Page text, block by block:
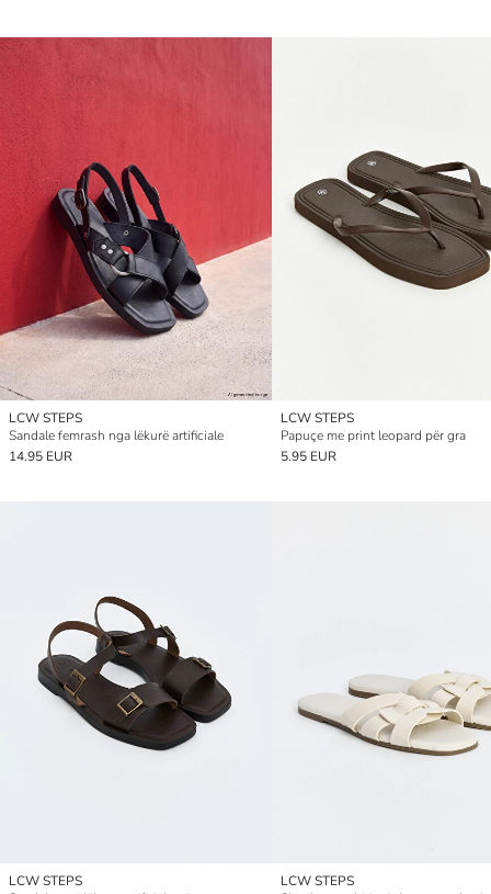
LCW STEPS
Sandale femrash nga lëkurë artificiale
14.95 EUR
LCW STEPS
Papuçe me print leopard për gra
5.95 EUR
LCW STEPS
LCW STEPS